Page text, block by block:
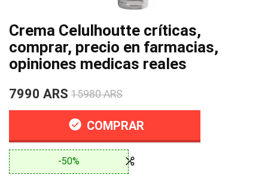
Crema Celulhoutte críticas,
comprar, precio en farmacias,
opiniones medicas reales
7990 ARS 15980 ARS
COMPRAR
-50%